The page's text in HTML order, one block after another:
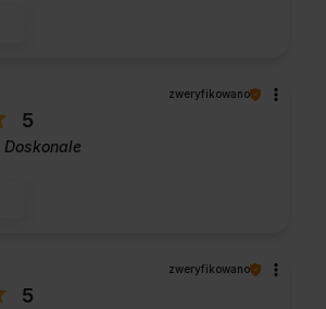
zweryfikowano
5
Doskonale
zweryfikowano
5